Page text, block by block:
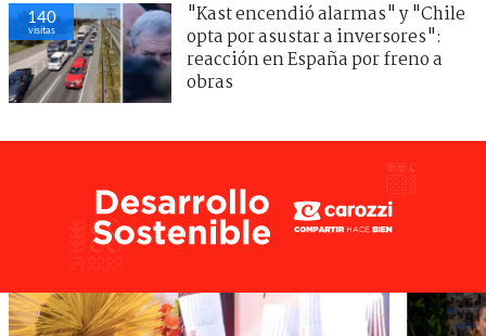
140
visitas
"Kast encendió alarmas" y "Chile
opta por asustar a inversores":
reacción en España por freno a
obras